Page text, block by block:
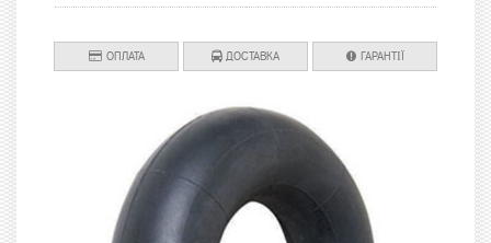
ОПЛАТА ДОСТАВКА ГАРАНТІЇ